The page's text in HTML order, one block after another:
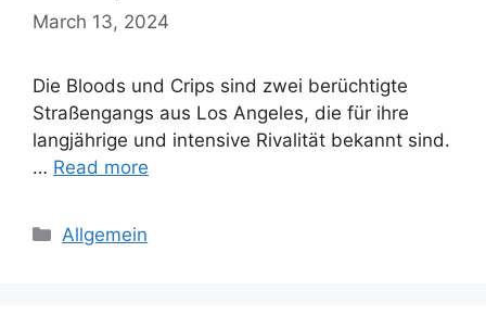
March 13, 2024
Die Bloods und Crips sind zwei berüchtigte
Straßengangs aus Los Angeles, die für ihre
langjährige und intensive Rivalität bekannt sind.
… Read more
Categories
Allgemein